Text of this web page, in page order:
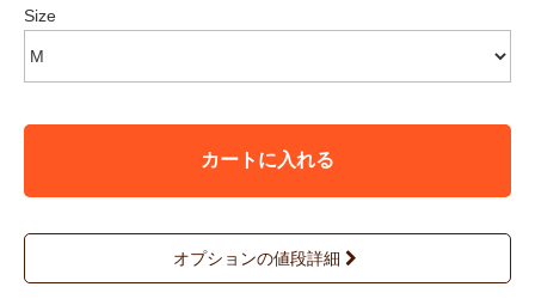
＊店頭販売も行っている為、在庫切れの場合がございます。
＊★マークが付いている商品は在庫切れとなっております。
Size
カートに入れる
オプションの値段詳細